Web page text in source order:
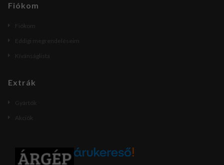
Fiókom
Fiókom
Eddigi megrendeléseim
Kívánságlista
Extrák
Gyártók
Akciók